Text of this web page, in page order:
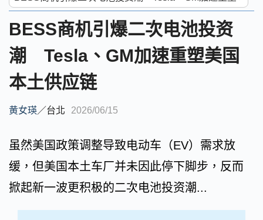
BESS商机引爆二次电池投资
潮 Tesla、GM加速重塑美国
本土供应链
黄女瑛／台北 2026/06/15
虽然美国政策调整导致电动车（EV）需求放
缓，但美国本土车厂并未因此停下脚步，反而
掀起新一波更积极的二次电池投资潮...